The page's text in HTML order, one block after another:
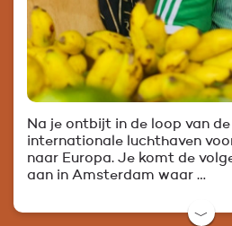
Na je ontbijt in de loop van
internationale luchthaven
naar Europa. Je komt de
aan in Amsterdam waar …
﹀